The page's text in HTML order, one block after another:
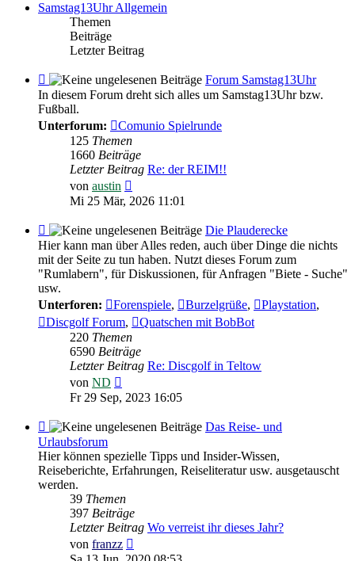
Samstag13Uhr Allgemein
Themen
Beiträge
Letzter Beitrag
Feed
-
Forum
Samstag13Uhr
Forum Samstag13Uhr
In diesem Forum dreht sich alles um Samstag13Uhr bzw.
Fußball.
Unterforum:
Comunio Spielrunde
125 Themen
1660 Beiträge
Letzter Beitrag Re: der REIM!!
von austin
Beitrag
Mi 25 Mär, 2026 11:01
Feed
-
Die
Plauderecke
Die Plauderecke
Hier kann man über Alles reden, auch über Dinge die nichts
mit der Seite zu tun haben. Nutzt dieses Forum zum
"Rumlabern", für Diskussionen, für Anfragen "Biete - Suche"
usw.
Unterforen:
Forenspiele, Burzelgrüße, Playstation,
Discgolf Forum,
Quatschen mit BobBot
220 Themen
6590 Beiträge
Letzter Beitrag Re: Discgolf in Teltow
von ND
Beitrag
Fr 29 Sep, 2023 16:05
Feed
-
Das
Reise-
und
Urlaubsforum
Das Reise- und
Urlaubsforum
Hier können spezielle Tipps und Insider-Wissen,
Reiseberichte, Erfahrungen, Reiseliteratur usw. ausgetauscht
werden.
39 Themen
397 Beiträge
Letzter Beitrag Wo verreist ihr dieses Jahr?
von franzz
Beitrag